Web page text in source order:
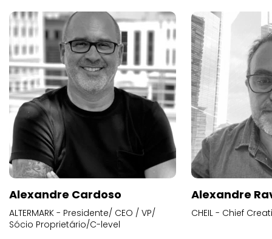
Alexandre Cardoso
ALTERMARK - Presidente/ CEO / VP/
Sócio Proprietário/C-level
Alexandre
CHEIL - Chief